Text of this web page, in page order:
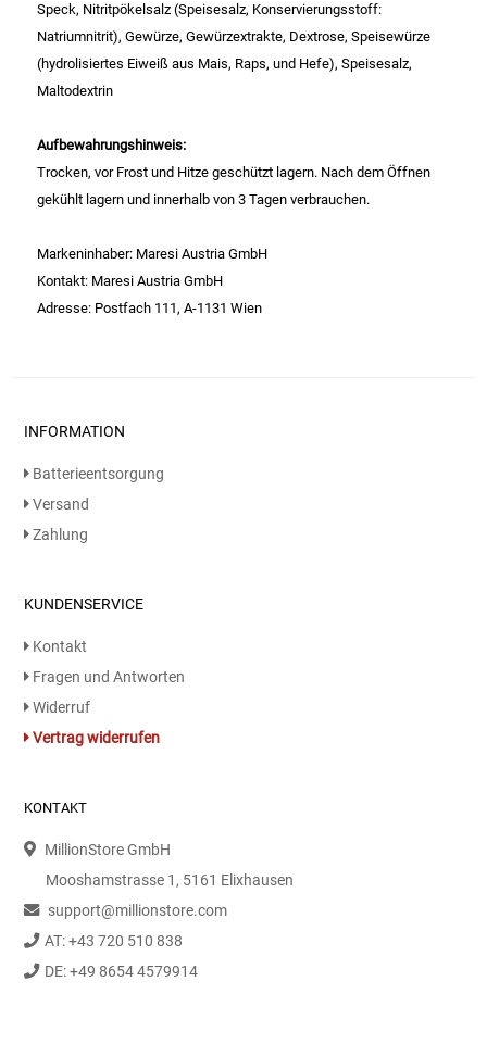
Garten
Gemüsekonserven
Geschirrreiniger
Gewürze
Gläser
Haarkosmetik
Isotonische / Energy / Eiskaffee
Karaffen / Krüge
Kartoffelprod./Beilagen/Fruchtsalat gek.
Kartoffelprodukte
Kau-/ Fruchtgummi/ Kindersüßware
Kerzen / Anzündhilfen
Kochgeschirr
Speck, Nitritpökelsalz (Speisesalz, Konservierungsstoff:
Natriumnitrit), Gewürze, Gewürzextrakte, Dextrose, Speisewürze
(hydrolisiertes Eiweiß aus Mais, Raps, und Hefe), Speisesalz,
Maltodextrin
Aufbewahrungshinweis:
Trocken, vor Frost und Hitze geschützt lagern. Nach dem Öffnen
gekühlt lagern und innerhalb von 3 Tagen verbrauchen.
Markeninhaber: Maresi Austria GmbH
Kontakt: Maresi Austria GmbH
Adresse: Postfach 111, A-1131 Wien
INFORMATION
Batterieentsorgung
Versand
Zahlung
KUNDENSERVICE
Kontakt
Fragen und Antworten
Widerruf
Vertrag widerrufen
KONTAKT
MillionStore GmbH
Mooshamstrasse 1, 5161 Elixhausen
support@millionstore.com
AT: +43 720 510 838
DE: +49 8654 4579914